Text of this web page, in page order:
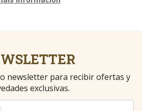
newsletter para recibir ofertas y
exclusivas.